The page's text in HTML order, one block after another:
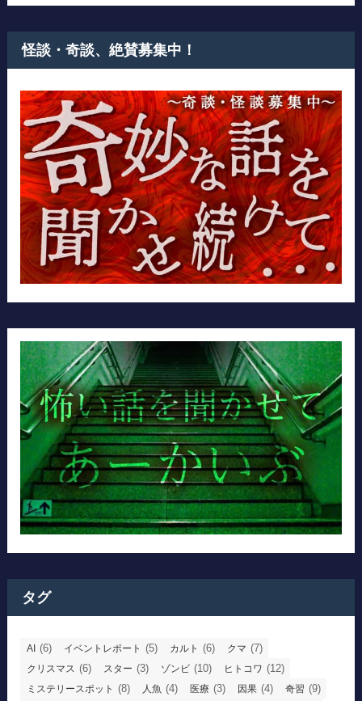
怪談・奇談、絶賛募集中！
タグ
AI (6) イベントレポート (5) カルト (6) クマ (7)
クリスマス (6) スター (3) ゾンビ (10) ヒトコワ (12)
ミステリースポット (8) 人魚 (4) 医療 (3) 因果 (4) 奇習 (9)